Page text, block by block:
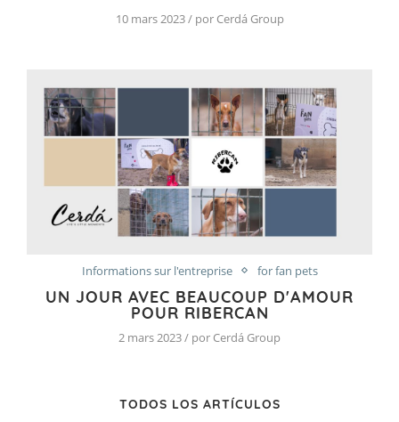
10 mars 2023 / por Cerdá Group
Informations sur l'entreprise for fan pets
UN JOUR AVEC BEAUCOUP D'AMOUR
POUR RIBERCAN
2 mars 2023 / por Cerdá Group
TODOS LOS ARTÍCULOS